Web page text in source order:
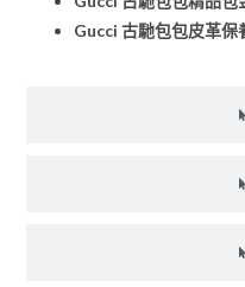
Gucci 古馳包包皮革保